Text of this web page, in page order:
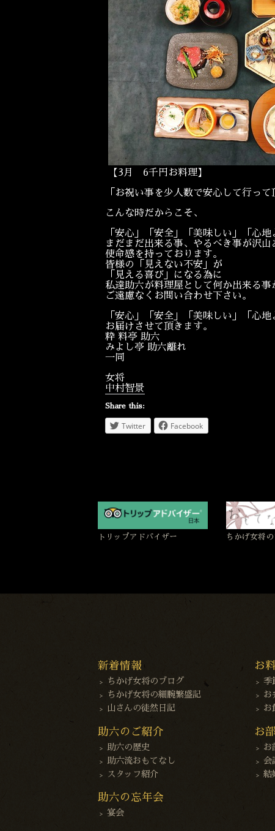
【3月 6千円お料理】
「お祝い事を少人数で安心して行って
こんな時だからこそ、
「安心」「安全」「美味しい」「心
まだまだ出来る事、やるべき事が沢山
使命感を持っております。
皆様の「見えない不安」が
「見える喜び」になる為に
私達助六が料理屋として何か出来る事
ご遠慮なくお問い合わせ下さい。
「安心」「安全」「美味しい」「心地
お届けさせて頂きます。
粋 料亭 助六
みよし亭 助六離れ
一同
女将
中村智景
Share this:
Twitter Facebook
トリップアドバイザー ちかげ女将の
新着情報
ちかげ女将のブログ
ちかげ女将の細腕繁盛記
山さんの徒然日記
助六のご紹介
助六の歴史
助六流おもてなし
スタッフ紹介
助六の忘年会
宴会
お
季
お
お
お
お
会
結